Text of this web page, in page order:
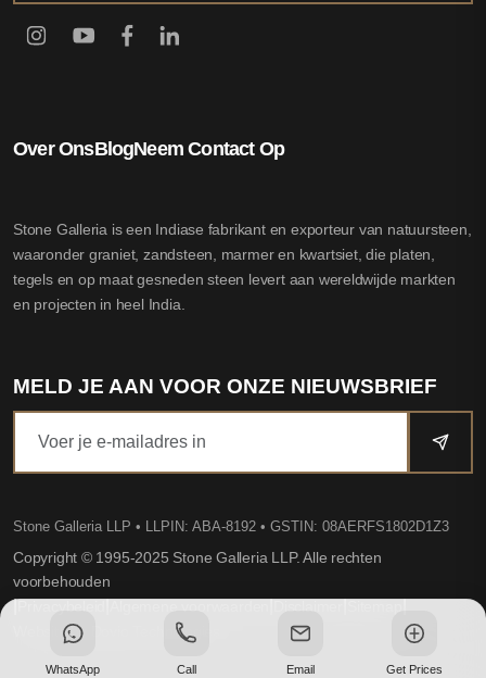
Over OnsBlogNeem Contact Op
Stone Galleria is een Indiase fabrikant en exporteur van natuursteen,
waaronder graniet, zandsteen, marmer en kwartsiet, die platen,
tegels en op maat gesneden steen levert aan wereldwijde markten
en projecten in heel India.
MELD JE AAN VOOR ONZE NIEUWSBRIEF
Stone Galleria LLP • LLPIN: ABA-8192 • GSTIN: 08AERFS1802D1Z3
Copyright © 1995-2025 Stone Galleria LLP. Alle rechten
voorbehouden
|
Website by Dovio Technologies
WhatsApp Call Email Get Prices